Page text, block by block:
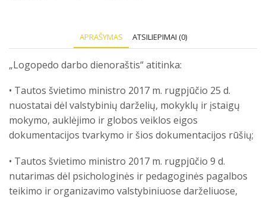
APRAŠYMAS ATSILIEPIMAI (0)
„Logopedo darbo dienoraštis“ atitinka:
• Tautos švietimo ministro 2017 m. rugpjūčio 25 d.
nuostatai dėl valstybinių darželių, mokyklų ir įstaigų
mokymo, auklėjimo ir globos veiklos eigos
dokumentacijos tvarkymo ir šios dokumentacijos rūšių;
• Tautos švietimo ministro 2017 m. rugpjūčio 9 d.
nutarimas dėl psichologinės ir pedagoginės pagalbos
teikimo ir organizavimo valstybiniuose darželiuose,